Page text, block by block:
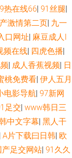
线 免费肏屄视频网
11 欧美H片在线观看
热在线66| 91丝腿|
激情第二页| 九一
口网址| 麻豆成人I
频在线| 四虎色播|
| 成人香蕉视频| 日
桃免费看| 伊人五月
电影导航| 97新网
足交| www韩日三
中文字幕| 黑人干
A片下载曰日韩| 欧
产足交网站| 91久久